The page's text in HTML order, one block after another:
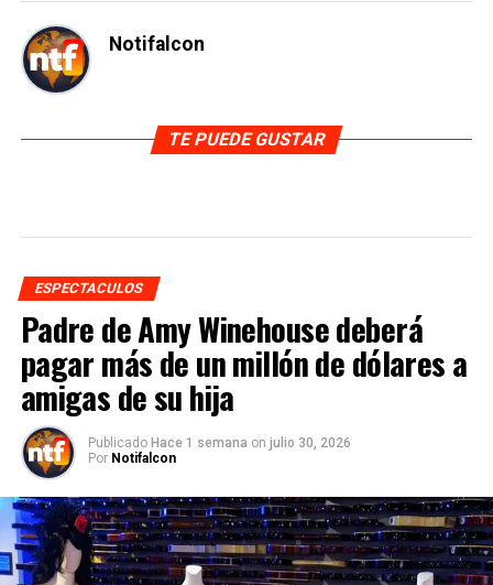
Notifalcon
TE PUEDE GUSTAR
ESPECTACULOS
Padre de Amy Winehouse deberá
pagar más de un millón de dólares a
amigas de su hija
Publicado Hace 1 semana on julio 30, 2026
Por Notifalcon